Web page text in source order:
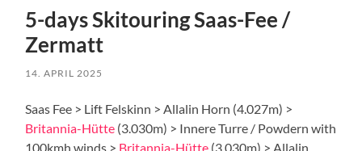
5-days Skitouring Saas-Fee /
Zermatt
14. APRIL 2025
Saas Fee > Lift Felskinn > Allalin Horn (4.027m) >
Britannia-Hütte (3.030m) > Innere Turre / Powdern with
100kmh winds > Britannia-Hütte (3.030m) > Allalin